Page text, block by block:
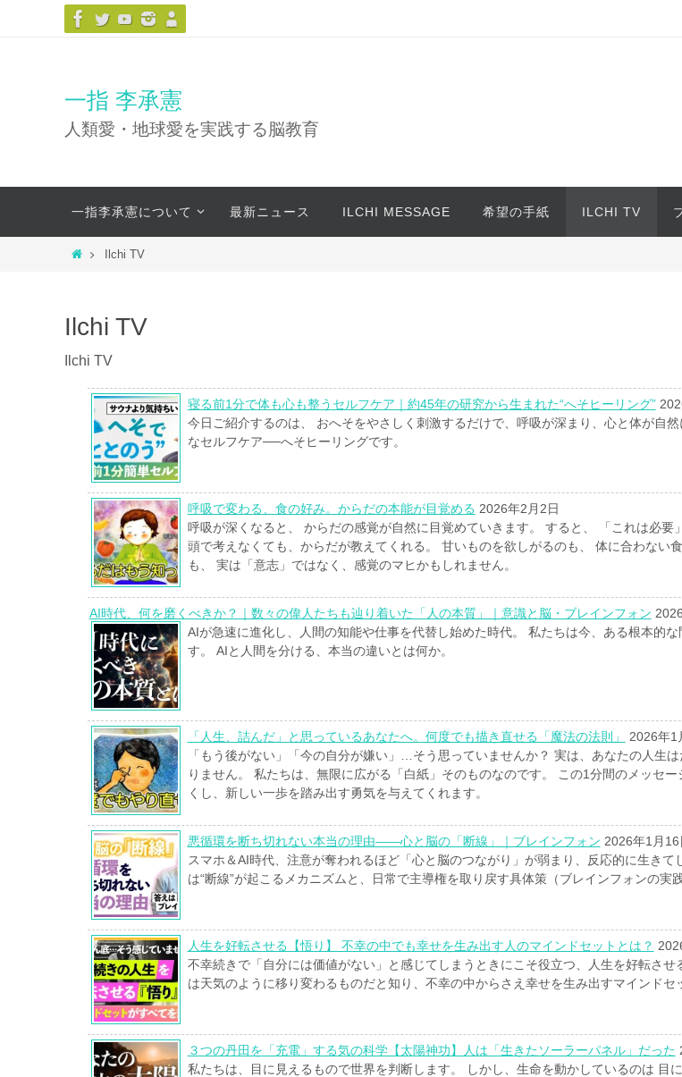
キ
プ
一指 李承憲
人類愛・地球愛を実践する脳教育
テ
一指李承憲について 最新ニュース ILCHI MESSAGE 希望の手紙 ILCHI TV
ホ
Ilchi TV
Ilchi TV
Ilchi TV
寝る前1分で体も心も整うセルフケア｜約45年の研究から生まれた“へそヒーリング”
今日ご紹介するのは、 おへそをやさしく刺激するだけで、呼吸が深まり、心と体が自
なセルフケア──へそヒーリングです。
呼吸で変わる、食の好み。からだの本能が目覚める 2026年2月2日
呼吸が深くなると、 からだの感覚が自然に目覚めていきます。 すると、 「これは必要
頭で考えなくても、からだが教えてくれる。 甘いものを欲しがるのも、 体に合わない
も、 実は「意志」ではなく、感覚のマヒかもしれません。
AI時代、何を磨くべきか？｜数々の偉人たちも辿り着いた「人の本質」｜意識と脳・ブレインフォン
AIが急速に進化し、人間の知能や仕事を代替し始めた時代。 私たちは今、ある根本的な
す。 AIと人間を分ける、本当の違いとは何か。
「人生、詰んだ」と思っているあなたへ。何度でも描き直せる「魔法の法則」
2026年1
「もう後がない」「今の自分が嫌い」…そう思っていませんか？ 実は、あなたの人生
りません。 私たちは、無限に広がる「白紙」そのものなのです。 この1分間のメッセ
くし、新しい一歩を踏み出す勇気を与えてくれます。
悪循環を断ち切れない本当の理由——心と脳の「断線」｜ブレインフォン 2026年1月16
スマホ＆AI時代、注意が奪われるほど「心と脳のつながり」が弱まり、反応的に生き
は“断線”が起こるメカニズムと、日常で主導権を取り戻す具体策（ブレインフォンの実
人生を好転させる【悟り】 不幸の中でも幸せを生み出す人のマインドセットとは？
不幸続きで「自分には価値がない」と感じてしまうときにこそ役立つ、人生を好転させ
は天気のように移り変わるものだと知り、不幸の中からさえ幸せを生み出すマインドセ
３つの丹田を「充電」する気の科学【太陽神功】人は「生きたソーラーパネル」だった
私たちは、目に見えるもので世界を判断します。 しかし、生命を動かしているのは 目